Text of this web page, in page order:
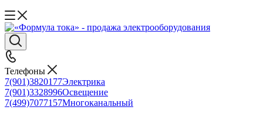
Телефоны
7(901)3820177Электрика
7(901)3328996Освещение
7(499)7077157Многоканальный